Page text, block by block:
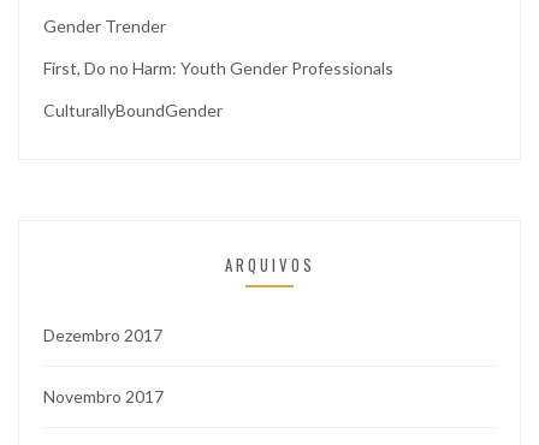
Gender Trender
First, Do no Harm: Youth Gender Professionals
CulturallyBoundGender
ARQUIVOS
Dezembro 2017
Novembro 2017